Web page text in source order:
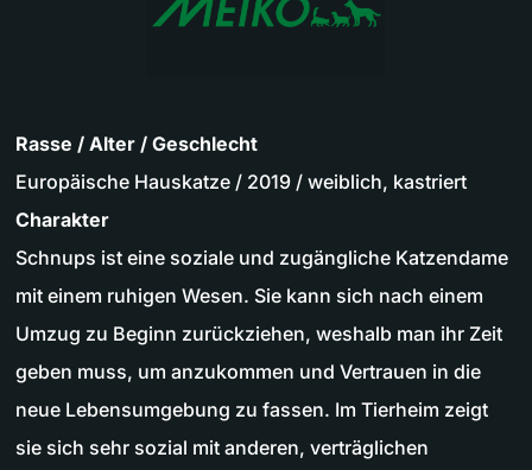
Rasse / Alter / Geschlecht
Europäische Hauskatze / 2019 / weiblich, kastriert
Charakter
Schnups ist eine soziale und zugängliche Katzendame
mit einem ruhigen Wesen. Sie kann sich nach einem
Umzug zu Beginn zurückziehen, weshalb man ihr Zeit
geben muss, um anzukommen und Vertrauen in die
neue Lebensumgebung zu fassen. Im Tierheim zeigt
sie sich sehr sozial mit anderen, verträglichen